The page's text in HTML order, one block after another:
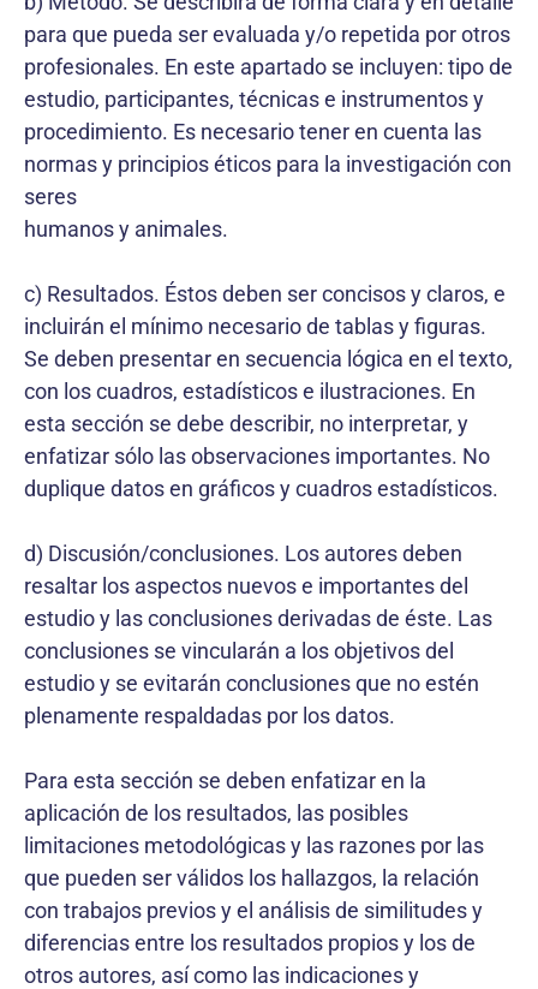
para que pueda ser evaluada y/o repetida por otros
profesionales. En este apartado se incluyen: tipo de
estudio, participantes, técnicas e instrumentos y
procedimiento. Es necesario tener en cuenta las
normas y principios éticos para la investigación con
seres
humanos y animales.
c) Resultados. Éstos deben ser concisos y claros, e
incluirán el mínimo necesario de tablas y figuras.
Se deben presentar en secuencia lógica en el texto,
con los cuadros, estadísticos e ilustraciones. En
esta sección se debe describir, no interpretar, y
enfatizar sólo las observaciones importantes. No
duplique datos en gráficos y cuadros estadísticos.
d) Discusión/conclusiones. Los autores deben
resaltar los aspectos nuevos e importantes del
estudio y las conclusiones derivadas de éste. Las
conclusiones se vincularán a los objetivos del
estudio y se evitarán conclusiones que no estén
plenamente respaldadas por los datos.
Para esta sección se deben enfatizar en la
aplicación de los resultados, las posibles
limitaciones metodológicas y las razones por las
que pueden ser válidos los hallazgos, la relación
con trabajos previos y el análisis de similitudes y
diferencias entre los resultados propios y los de
otros autores, así como las indicaciones y